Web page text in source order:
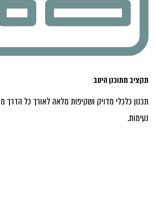
תקציב מתוכנן היטב
תכנון כלכלי מדויק ושקיפות מלאה לאורך כל הדרך
נעימות.